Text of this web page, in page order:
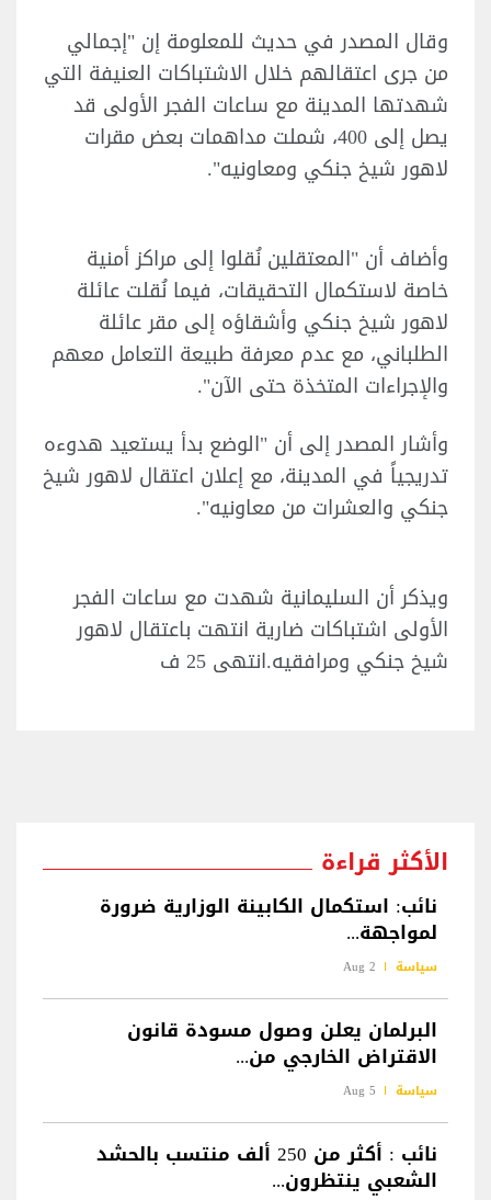
وقال المصدر في حديث للمعلومة إن "إجمالي
من جرى اعتقالهم خلال الاشتباكات العنيفة التي
شهدتها المدينة مع ساعات الفجر الأولى قد
يصل إلى 400، شملت مداهمات بعض مقرات
لاهور شيخ جنكي ومعاونيه".
وأضاف أن "المعتقلين نُقلوا إلى مراكز أمنية
خاصة لاستكمال التحقيقات، فيما نُقلت عائلة
لاهور شيخ جنكي وأشقاؤه إلى مقر عائلة
الطلباني، مع عدم معرفة طبيعة التعامل معهم
والإجراءات المتخذة حتى الآن".
وأشار المصدر إلى أن "الوضع بدأ يستعيد هدوءه
تدريجياً في المدينة، مع إعلان اعتقال لاهور شيخ
جنكي والعشرات من معاونيه".
ويذكر أن السليمانية شهدت مع ساعات الفجر
الأولى اشتباكات ضارية انتهت باعتقال لاهور
شيخ جنكي ومرافقيه.انتهى 25 ف
الأكثر قراءة
نائب: استكمال الكابينة الوزارية ضرورة
لمواجهة...
سياسة 2 Aug
البرلمان يعلن وصول مسودة قانون
الاقتراض الخارجي من...
سياسة 5 Aug
نائب : أكثر من 250 ألف منتسب بالحشد
الشعبي ينتظرون...